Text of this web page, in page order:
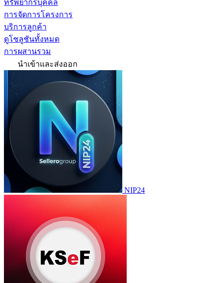
ทรัพยากรบุคคล
การจัดการโครงการ
บริการลูกค้า
ดูโซลูชันทั้งหมด
การผสานรวม
นำเข้าและส่งออก
NIP24